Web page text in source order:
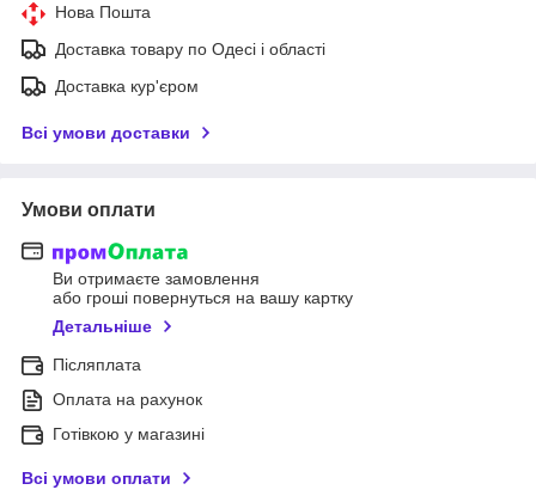
Нова Пошта
Доставка товару по Одесі і області
Доставка кур'єром
Всі умови доставки
Умови оплати
Ви отримаєте замовлення
або гроші повернуться на вашу картку
Детальніше
Післяплата
Оплата на рахунок
Готівкою у магазині
Всі умови оплати